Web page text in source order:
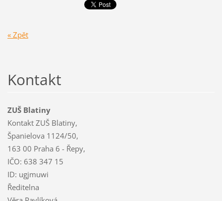
« Zpět
Kontakt
ZUŠ Blatiny
Kontakt ZUŠ Blatiny,
Španielova 1124/50,
163 00 Praha 6 - Řepy,
IČO: 638 347 15
ID: ugjmuwi
Ředitelna